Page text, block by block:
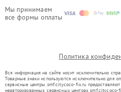
Мы принимаем
все формы оплаты
Политика
Вся информация на сайте носит исключительно
Товарные знаки используются исключительно для
сервисные центры smf.citycoco-fix.ru
неавторизованных сервисных центрах smf.citycoco-